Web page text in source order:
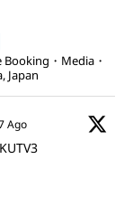
・Media・
Japan
Ago